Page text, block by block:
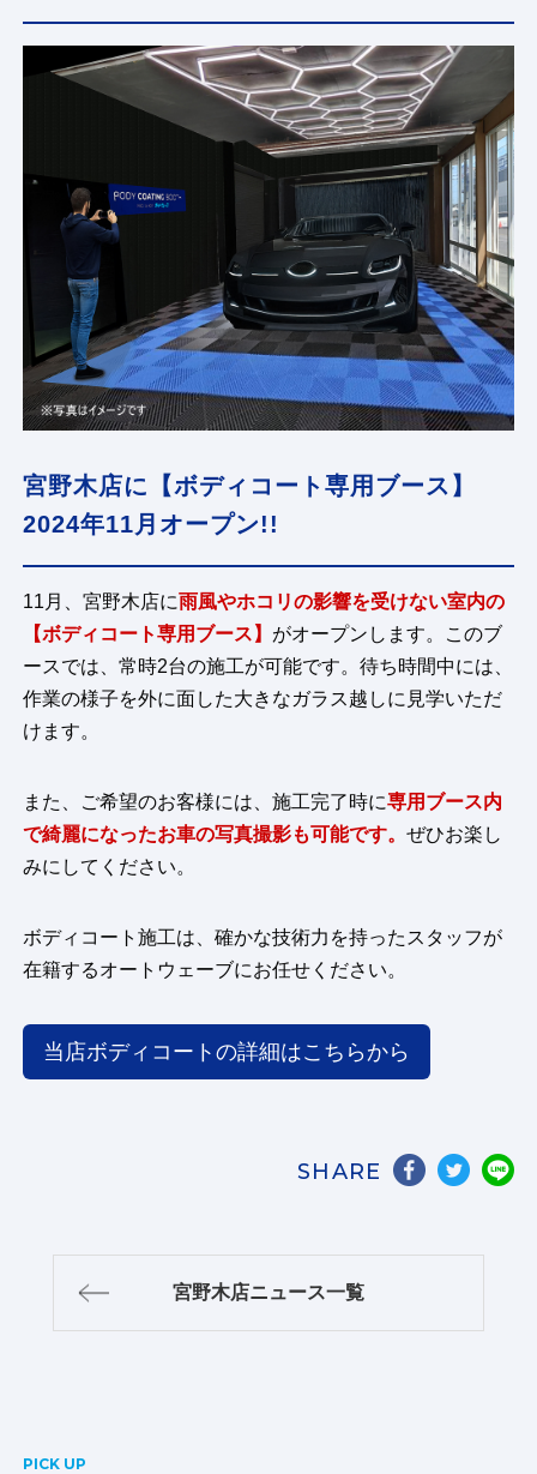
宮野木店に【ボディコート専用ブース】
2024年11月オープン!!
11月、宮野木店に雨風やホコリの影響を受けない室内の
【ボディコート専用ブース】 がオープンします。このブ
ースでは、常時2台の施工が可能です。待ち時間中には、
作業の様子を外に面した大きなガラス越しに見学いただ
けます。
また、ご希望のお客様には、施工完了時に専用ブース内
で綺麗になったお車の写真撮影も可能です。ぜひお楽し
みにしてください。
ボディコート施工は、確かな技術力を持ったスタッフが
在籍するオートウェーブにお任せください。
当店ボディコートの詳細はこちらから
SHARE
宮野木店ニュース一覧
PICK UP